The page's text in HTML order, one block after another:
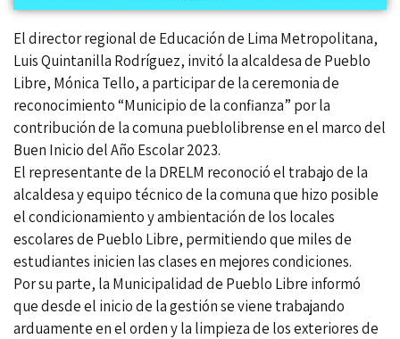
El director regional de Educación de Lima Metropolitana,
Luis Quintanilla Rodríguez, invitó la alcaldesa de Pueblo
Libre, Mónica Tello, a participar de la ceremonia de
reconocimiento “Municipio de la confianza” por la
contribución de la comuna pueblolibrense en el marco del
Buen Inicio del Año Escolar 2023.
El representante de la DRELM reconoció el trabajo de la
alcaldesa y equipo técnico de la comuna que hizo posible
el condicionamiento y ambientación de los locales
escolares de Pueblo Libre, permitiendo que miles de
estudiantes inicien las clases en mejores condiciones.
Por su parte, la Municipalidad de Pueblo Libre informó
que desde el inicio de la gestión se viene trabajando
arduamente en el orden y la limpieza de los exteriores de